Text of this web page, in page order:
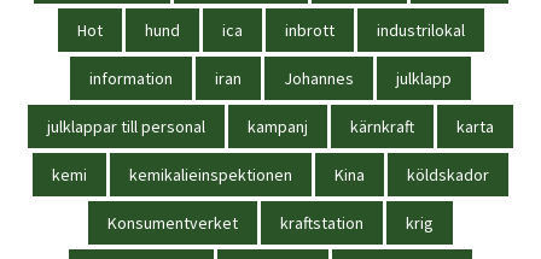
Hot hund ica inbrott industrilokal
information iran Johannes julklapp
julklappar till personal kampanj kärnkraft karta
kemi kemikalieinspektionen Kina köldskador
Konsumentverket kraftstation krig